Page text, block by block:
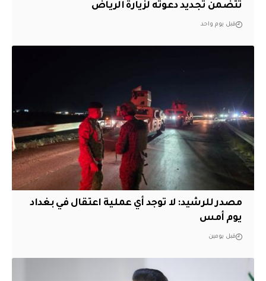
تتضمن تجديد دعوته لزيارة الرياض
قبل يوم واحد
مصدر للرشيد: لا توجد أي عملية اعتقال في بغداد
يوم أمس
قبل يومين